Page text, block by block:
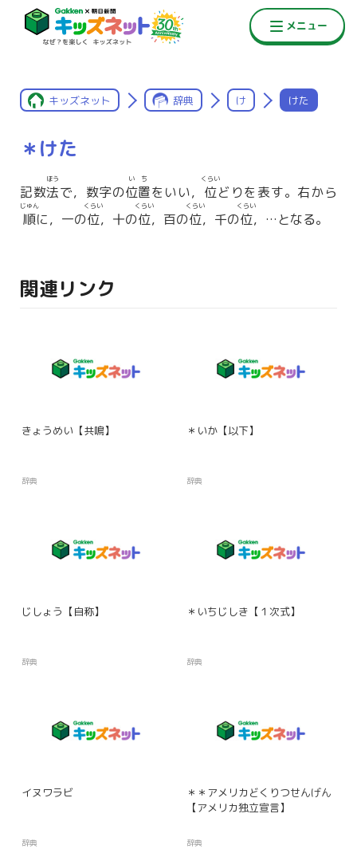
キッズネット 辞典 け けた
＊けた
記数法
ほう
で，数字の位置
いち
をいい， 位
くらい
どりを表す。右から
順
じゅん
に，一の位
くらい
，十の位
くらい
，百の位
くらい
，千の位
くらい
，…となる。
関連リンク
きょうめい【共鳴】
辞典
＊いか【以下】
辞典
じしょう【自称】
辞典
＊いちじしき【１次式】
辞典
イヌワラビ
辞典
＊＊アメリカどくりつせんげん
【アメリカ独立宣言】
辞典